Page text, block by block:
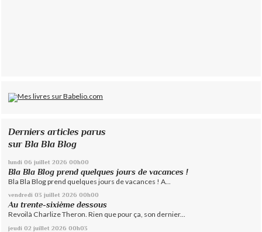
Derniers articles parus
sur Bla Bla Blog
lundi 06 juillet 2026 00h00
Bla Bla Blog prend quelques jours de vacances !
Bla Bla Blog prend quelques jours de vacances ! A...
vendredi 03 juillet 2026 00h00
Au trente-sixième dessous
Revoilà Charlize Theron. Rien que pour ça, son dernier...
jeudi 02 juillet 2026 00h03